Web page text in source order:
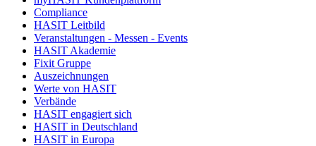
Compliance
HASIT Leitbild
Veranstaltungen - Messen - Events
HASIT Akademie
Fixit Gruppe
Auszeichnungen
Werte von HASIT
Verbände
HASIT engagiert sich
HASIT in Deutschland
HASIT in Europa